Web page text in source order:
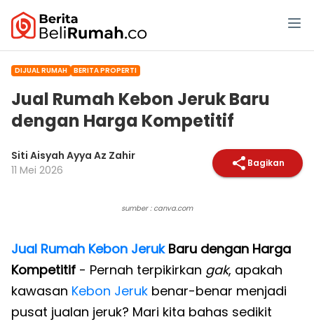
DIJUAL RUMAH BERITA PROPERTI
Jual Rumah Kebon Jeruk Baru
dengan Harga Kompetitif
Siti Aisyah Ayya Az Zahir
11 Mei 2026
Bagikan
sumber : canva.com
Jual Rumah Kebon JerukBaru dengan Harga
Kompetitif - Pernah terpikirkan gak, apakah
kawasan Kebon Jeruk benar-benar menjadi
pusat jualan jeruk? Mari kita bahas sedikit